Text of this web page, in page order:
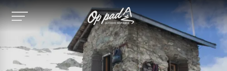
Image